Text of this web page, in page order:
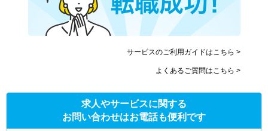
サービスのご利用ガイドはこちら >
よくあるご質問はこちら >
求人やサービスに関する
お問い合わせはお電話も便利です